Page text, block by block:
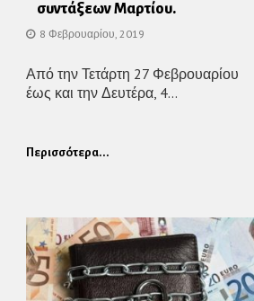
συντάξεων Μαρτίου.
8 Φεβρουαρίου, 2019
Από την Τετάρτη 27 Φεβρουαρίου
έως και την Δευτέρα, 4...
Περισσότερα...